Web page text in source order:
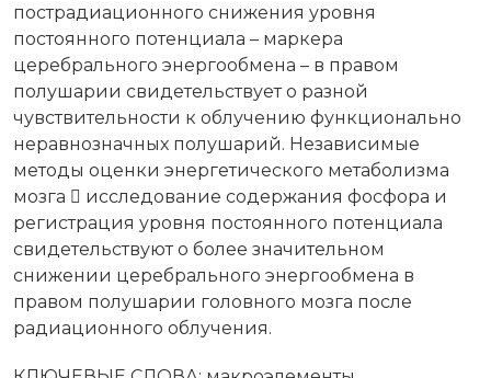
пострадиационного снижения уровня
постоянного потенциала – маркера
церебрального энергообмена – в правом
полушарии свидетельствует о разной
чувствительности к облучению функционально
неравнозначных полушарий. Независимые
методы оценки энергетического метаболизма
мозга  исследование содержания фосфора и
регистрация уровня постоянного потенциала
свидетельствуют о более значительном
снижении церебрального энергообмена в
правом полушарии головного мозга после
радиационного облучения.